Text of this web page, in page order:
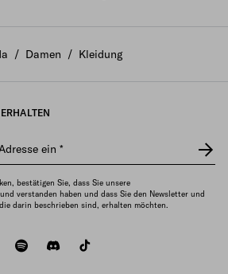
/ Damen / Kleidung
ein *
bestätigen Sie, dass Sie unsere
verstanden haben und dass Sie den Newsletter und
darin beschrieben sind, erhalten möchten.
youtubespotifydiscord